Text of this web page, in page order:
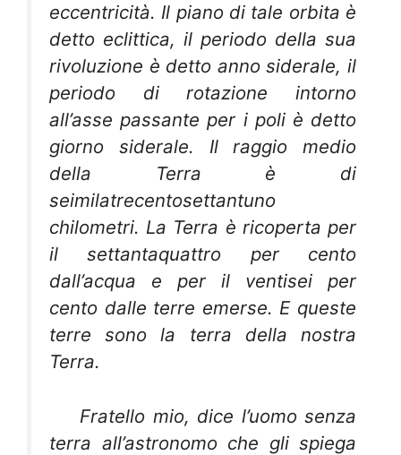
eccentricità. Il piano di tale orbita è
detto eclittica, il periodo della sua
rivoluzione è detto anno siderale, il
periodo di rotazione intorno
all’asse passante per i poli è detto
giorno siderale. Il raggio medio
della Terra è di
seimilatrecentosettantuno
chilometri. La Terra è ricoperta per
il settantaquattro per cento
dall’acqua e per il ventisei per
cento dalle terre emerse. E queste
terre sono la terra della nostra
Terra.
Fratello mio, dice l’uomo senza
terra all’astronomo che gli spiega